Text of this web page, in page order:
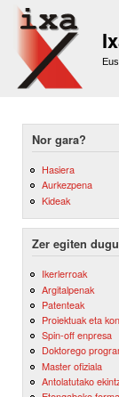
Nor gara?
Hasiera
Aurkezpena
Kideak
Zer egiten
Ikerlerroak
Argitalpenak
Patenteak
Proiektuak eta
Spin-off enpresa
Doktorego
Master ofiziala
Antolatutako